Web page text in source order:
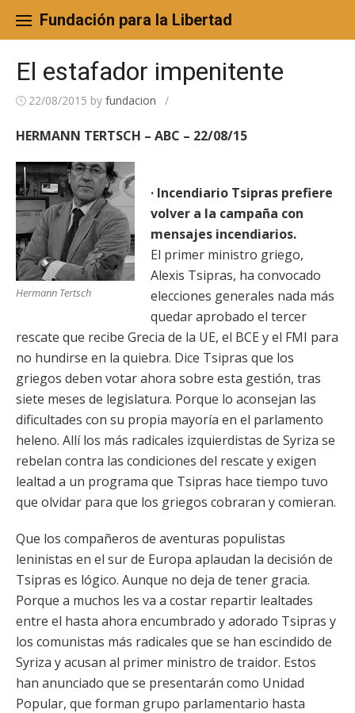
content
Fundación para la Libertad
El estafador impenitente
22/08/2015 by fundacion /
HERMANN TERTSCH – ABC – 22/08/15
Hermann Tertsch
· Incendiario Tsipras prefiere
volver a la campaña con
mensajes incendiarios.
El primer ministro griego,
Alexis Tsipras, ha convocado
elecciones generales nada más
quedar aprobado el tercer
rescate que recibe Grecia de la UE, el BCE y el FMI para
no hundirse en la quiebra. Dice Tsipras que los
griegos deben votar ahora sobre esta gestión, tras
siete meses de legislatura. Porque lo aconsejan las
dificultades con su propia mayoría en el parlamento
heleno. Allí los más radicales izquierdistas de Syriza se
rebelan contra las condiciones del rescate y exigen
lealtad a un programa que Tsipras hace tiempo tuvo
que olvidar para que los griegos cobraran y comieran.
Que los compañeros de aventuras populistas
leninistas en el sur de Europa aplaudan la decisión de
Tsipras es lógico. Aunque no deja de tener gracia.
Porque a muchos les va a costar repartir lealtades
entre el hasta ahora encumbrado y adorado Tsipras y
los comunistas más radicales que se han escindido de
Syriza y acusan al primer ministro de traidor. Estos
han anunciado que se presentarán como Unidad
Popular, que forman grupo parlamentario hasta